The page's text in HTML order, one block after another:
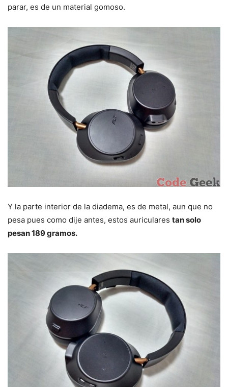
parar, es de un material gomoso.
Y la parte interior de la diadema, es de metal, aun que no
pesa pues como dije antes, estos auriculares tan solo
pesan 189 gramos.